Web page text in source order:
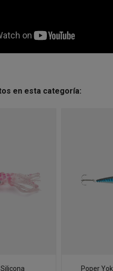
en esta categoría:
Poper